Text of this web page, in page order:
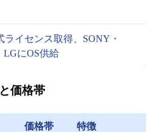
ライセンス取得、SONY・
LGにOS供給
価格帯
価格帯 特徴